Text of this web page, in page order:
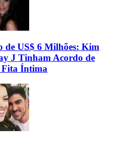
de US$ 6 Milhões: Kim
J Tinham Acordo de
Fita Íntima